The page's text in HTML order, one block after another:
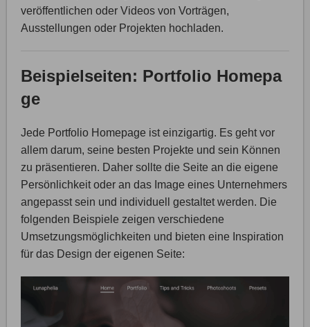
veröffentlichen oder Videos von Vorträgen,
Ausstellungen oder Projekten hochladen.
Beispielseiten: Portfolio Homepa
ge
Jede Portfolio Homepage ist einzigartig. Es geht vor
allem darum, seine besten Projekte und sein Können
zu präsentieren. Daher sollte die Seite an die eigene
Persönlichkeit oder an das Image eines Unternehmers
angepasst sein und individuell gestaltet werden. Die
folgenden Beispiele zeigen verschiedene
Umsetzungsmöglichkeiten und bieten eine Inspiration
für das Design der eigenen Seite: